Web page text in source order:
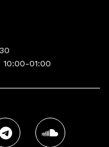
10:00-01:00